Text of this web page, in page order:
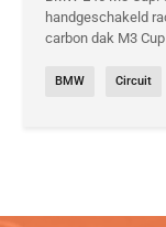
handgeschakeld
carbon dak M3
BMW Circuit